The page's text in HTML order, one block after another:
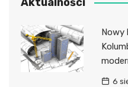
Nowy
6